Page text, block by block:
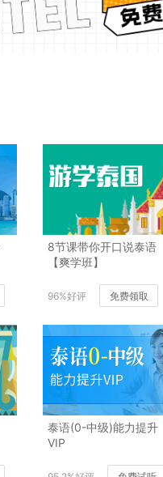
8节课带你开口说泰语
【爽学班】
96%好评 免费领取
泰语(0-中级)能力提升
VIP